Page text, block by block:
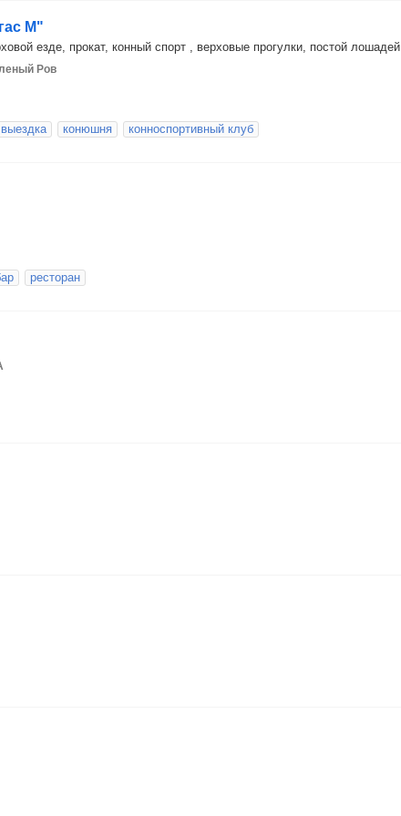
М"
езде, прокат, конный спорт , верховые прогулки, постой лошадей
Ров
выездка конюшня конноспортивный клуб
ресторан